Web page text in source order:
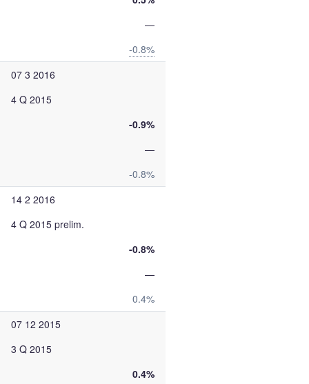
—
-0.8%
07 3 2016
4 Q 2015
-0.9%
—
-0.8%
14 2 2016
4 Q 2015 prelim.
-0.8%
—
0.4%
07 12 2015
3 Q 2015
0.4%